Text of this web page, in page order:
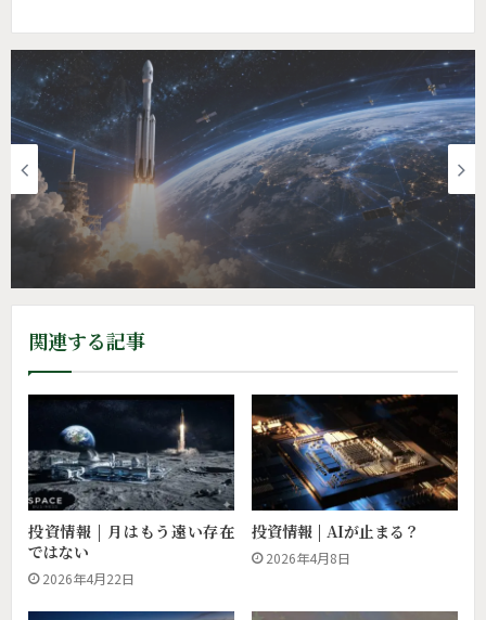
トレンド投資
投資情報 | アンソロピックが、スペースXに
年間2兆円払うワケ
トレンド投資
投資情報 | スペースXが 投資家に見せた未来
関連する記事
投資情報 | 月はもう遠い存在
ではない
2026年4月22日
投資情報 | AIが止まる？
2026年4月8日